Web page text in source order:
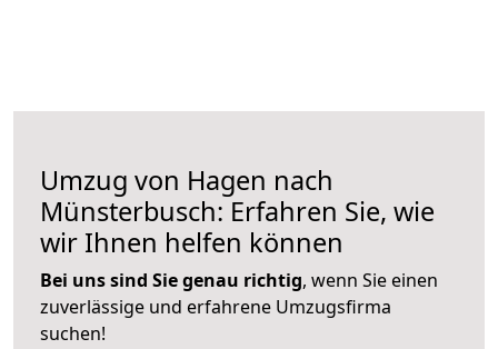
Umzug von Hagen nach
Münsterbusch: Erfahren Sie, wie
wir Ihnen helfen können
Bei uns sind Sie genau richtig, wenn Sie einen
zuverlässige und erfahrene Umzugsfirma
suchen!